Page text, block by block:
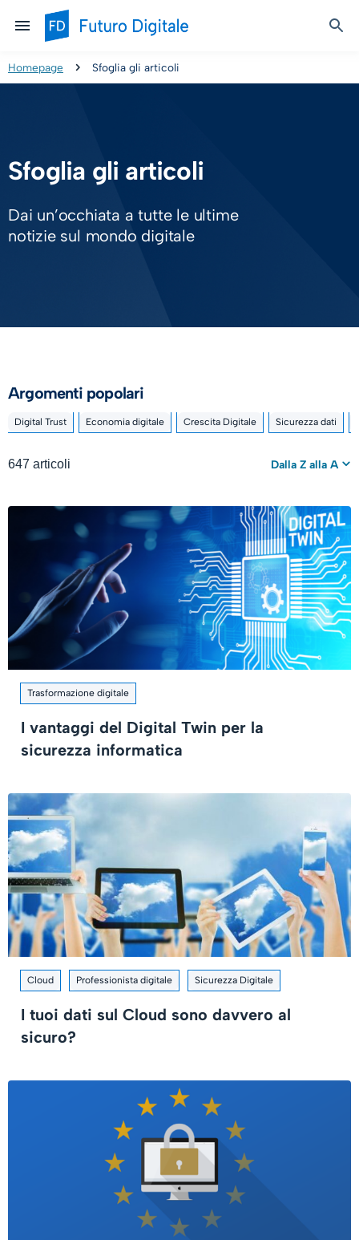
Homepage Sfoglia gli articoli
Sfoglia gli articoli
Dai un’occhiata a tutte le ultime
notizie sul mondo digitale
Argomenti popolari
Digital Trust Economia digitale Crescita Digitale Sicurezza dati
647 articoli Dalla Z alla A
Trasformazione digitale
I vantaggi del Digital Twin per la
sicurezza informatica
Cloud Professionista digitale Sicurezza Digitale
I tuoi dati sul Cloud sono davvero al
sicuro?